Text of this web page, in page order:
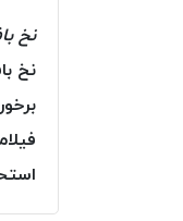
نخ
نخ